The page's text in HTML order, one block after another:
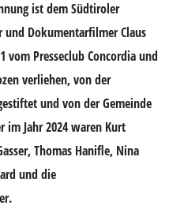
ist dem Südtiroler
Dokumentarfilmer Claus
Presseclub Concordia und
verliehen, von der
und von der Gemeinde
im Jahr 2024 waren Kurt
Thomas Hanifle, Nina
und die